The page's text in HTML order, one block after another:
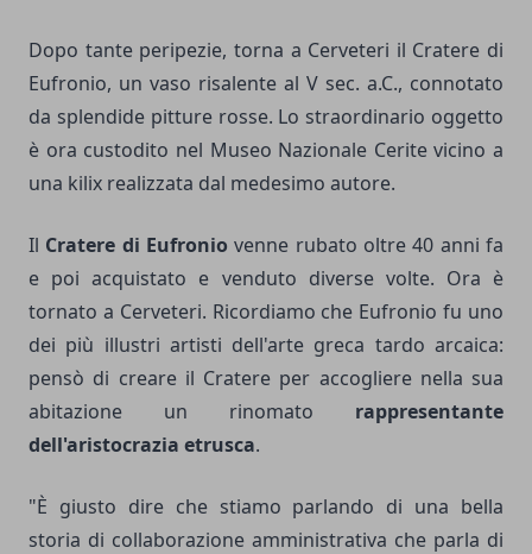
Dopo tante peripezie, torna a Cerveteri il Cratere di
Eufronio, un vaso risalente al V sec. a.C., connotato
da splendide pitture rosse. Lo straordinario oggetto
è ora custodito nel Museo Nazionale Cerite vicino a
una kilix realizzata dal medesimo autore.
Il Cratere di Eufronio venne rubato oltre 40 anni fa
e poi acquistato e venduto diverse volte. Ora è
tornato a Cerveteri. Ricordiamo che Eufronio fu uno
dei più illustri artisti dell'arte greca tardo arcaica:
pensò di creare il Cratere per accogliere nella sua
abitazione un rinomato rappresentante
dell'aristocrazia etrusca.
"È giusto dire che stiamo parlando di una bella
storia di collaborazione amministrativa che parla di